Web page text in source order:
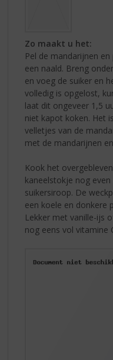
Zo maakt u het:
Pel de mandarijnen
een naald. Breng
en voeg de suiker en
volledig is opgelost,
laat dit ongeveer 1,5
niet kapot koken. Het
velletjes van de
met de mandarijnen
Kook het
kaneelstokje nog
suikersiroop. De
een koele en donkere
Lekker met vanille-ijs
nog eens vol vitamine